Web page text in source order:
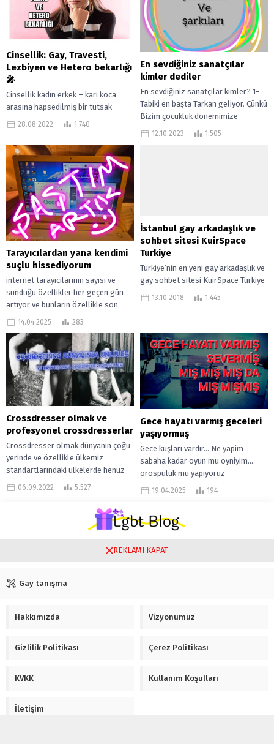
Cinsellik: Gay, Travesti,
Lezbiyen ve Hetero bekarlığı
🎤
Cinsellik kadın erkek – karı koca
arasına hapsedilmiş bir tutsak
değildir. Bu yazıda konu tam olarak
28.08.2022 1.740
En sevdiğiniz sanatçılar
kimler dediler
En sevdiğiniz sanatçılar kimler? 1-
Tabiki en başta Tarkan geliyor. Çünkü
Bizim çocukluk dönemimize
damgasını vuran ve halen bir
12.10.2023 1.505
Tarayıcılardan yana kendimi
suçlu hissediyorum
internet tarayıcılarının sayısı ve
sunduğu özellikler her geçen gün
artıyor ve bunların özellikle son
zamanlardaki yapay zeka ile
entegrasyonları da...
14.04.2025 283
İstanbul gay arkadaşlık ve
sohbet sitesi KuirSpace
Turkiye
Türkiye’nin en yeni gay arkadaşlık ve
gay sohbet sitesi KuirSpace Turkiye
KuirSpace Turkiye, Türkiye’nin yeni
13.10.2018 1.445
Crossdresser olmak ve
profesyonel crossdresserlar
Crossdresser olmak dünyanın çoğu
yerinde ve özellikle ülkemiz
standartlarındaki ülkelerde henüz
hala karıştırılan bir konu. Ayrıca
06.09.2022 5.527
Gece hayatı varmış geceleri
yaşıyormuş
Gece kuşları vardır… Ne yapim
sabaha kadar oyun mu oyniyim…
orospuluk mu yapıyoruz
sanıyorsunuz 🤣 Gece hayatı olan
19.04.2025 194
Gay tanışma
Hakkımızda Vizyonumuz
Gizlilik Politikası Çerez Politikası
KVKK Kullanım Koşulları
İletişim
REKLAMI KAPAT